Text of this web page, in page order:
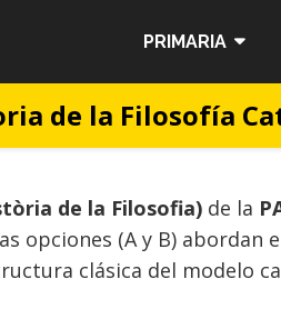
PRIMARIA
de la Filosofía
de la Filosofia) de la
opciones (A y B) abordan
clásica del modelo